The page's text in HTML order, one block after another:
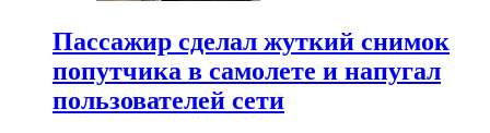
Пассажир сделал жуткий снимок
попутчика в самолете и напугал
пользователей сети